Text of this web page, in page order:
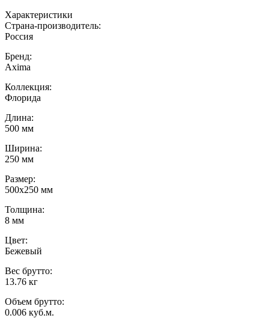
Характеристики
Страна-производитель:
Россия
Бренд:
Axima
Коллекция:
Флорида
Длина:
500 мм
Ширина:
250 мм
Размер:
500х250 мм
Толщина:
8 мм
Цвет:
Бежевый
Вес брутто:
13.76 кг
Объем брутто:
0.006 куб.м.